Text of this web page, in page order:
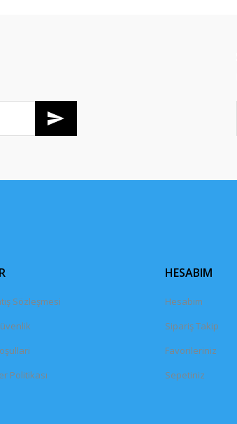
Sözleşmesi
Politikası
HESABIM
Hesabım
Sipariş Takip
Favorileriniz
Sepetiniz